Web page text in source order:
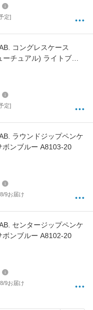
定]
コングレスケース
チュアル) ライトブル
定]
ラウンドジップペンケ
ンブルー A8103-20
9お届け
センタージップペンケ
ンブルー A8102-20
9お届け